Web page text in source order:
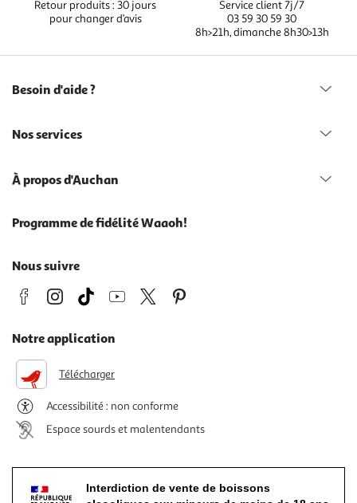
Retour produits : 30 jours
pour changer d’avis
Service client 7j/7
03 59 30 59 30
8h>21h, dimanche 8h30>13h
Besoin d'aide ?
Nos services
À propos d'Auchan
Programme de fidélité Waaoh!
Nous suivre
Notre application
Télécharger
Accessibilité : non conforme
Espace sourds et malentendants
Interdiction de vente de boissons